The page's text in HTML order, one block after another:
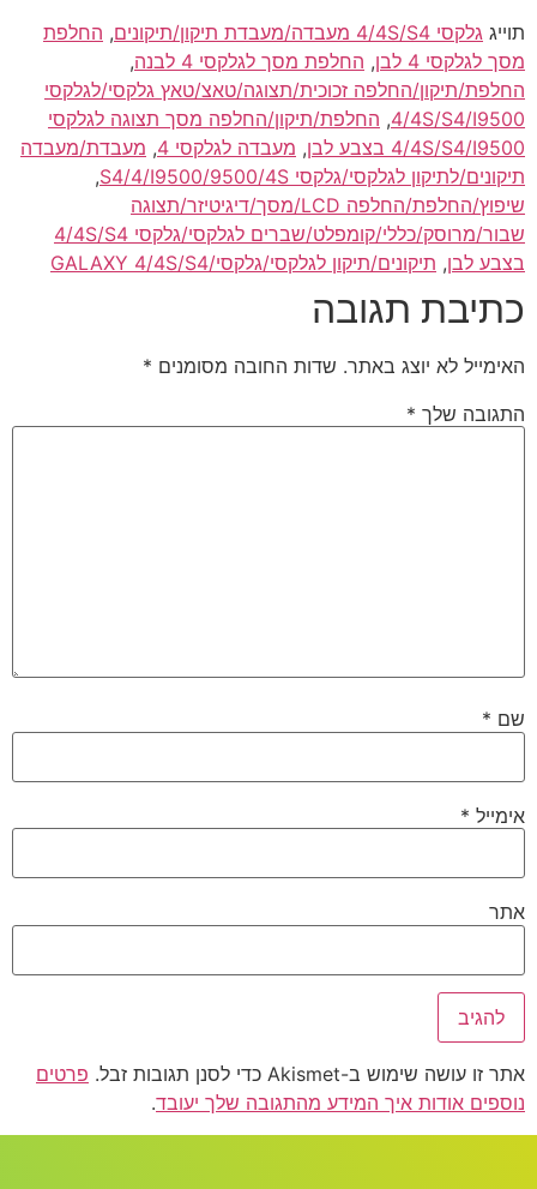
תוייג גלקסי 4/4S/S4 מעבדה/מעבדת תיקון/תיקונים , החלפת
מסך לגלקסי 4 לבן
, החלפת מסך לגלקסי 4 לבנה
,
החלפת/תיקון/החלפה זכוכית/תצוגה/טאצ/טאץ גלקסי/לגלקסי
4/4S/S4/I9500
, החלפת/תיקון/החלפה מסך תצוגה לגלקסי
4/4S/S4/I9500 בצבע לבן
, מעבדה לגלקסי 4 , מעבדת/מעבדה
תיקונים/לתיקון לגלקסי/גלקסי S4/4/I9500/9500/4S
,
שיפוץ/החלפת/החלפה LCD/מסך/דיגיטיזר/תצוגה
שבור/מרוסק/כללי/קומפלט/שברים לגלקסי/גלקסי 4/4S/S4
בצבע לבן, תיקונים/תיקון לגלקסי/גלקסי/GALAXY 4/4S/S4
כתיבת תגובה
האימייל לא יוצג באתר. שדות החובה מסומנים *
התגובה שלך *
שם *
אימייל *
אתר
אתר זו עושה שימוש ב-Akismet כדי לסנן תגובות זבל.
פרטים
נוספים אודות איך המידע מהתגובה שלך יעובד.